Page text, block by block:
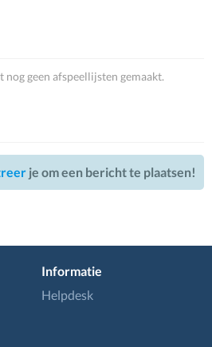
geen afspeellijsten gemaakt.
je om een bericht te plaatsen!
Informatie
Helpdesk